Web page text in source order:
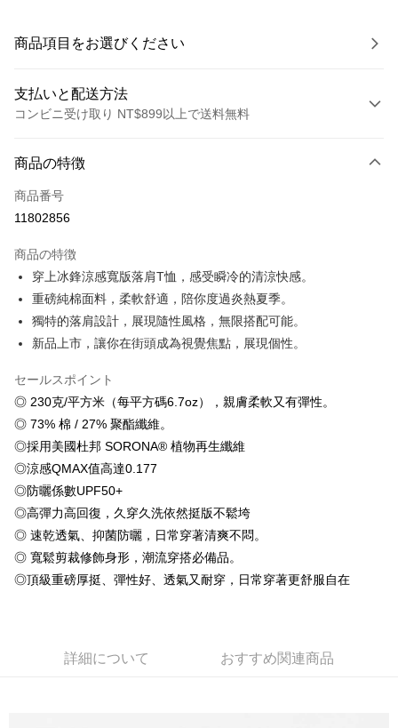
商品項目をお選びください
支払いと配送方法
コンビニ受け取り NT$899以上で送料無料
クレジットカード1回払い
クレジットカード分割払い
合作金庫商業銀行
華南商業銀行
彰化商業銀行
上海商業儲蓄銀行
台北富邦商業銀行
国泰世華商業銀行
兆豐國際商業銀行
台湾中小企業銀行
台中商業銀行
聯邦商業銀行
玉山商業銀行
星展(台湾)商業銀行
台新國際商業銀行
台湾楽天クレジットカード会社
6回払い、金利0、毎回
華南商業銀行
彰化商業銀行
上海商業儲蓄銀行
台北富邦商業銀行
国泰世華商業銀行
兆豐國際商業銀行
HSBC(台湾)商業銀行
聯邦商業銀行
遠東国際商業銀行
元大商業銀行
台新國際商業銀行
中国信託商業銀行
台湾楽天クレジットカード会社
12回払い、金利0、毎回 NT$44 21行の銀行
合作金庫商業銀行
第一商業銀行
上海商業儲蓄銀行
台北富邦商業銀行
台湾中小企業銀行
HSBC(台湾)商業銀行
華泰商業銀行
聯邦商業銀行
元大商業銀行
永豐商業銀行
玉山商業銀行
台湾楽天クレジットカード会社
コンビニ店頭代金引換
LINE Pay
Apple Pay
JKOPAY
Easy Wallet
Google Pay
Plus Pay
OP Pay Later
説明
【OP Pay Later 使用説明】
的に OP Pay Later の取引プロセスに移行し、携帯番号を確認後、分割払
1.お支払い方法でAFTEE代金後払いを選択すると、携帯電話認証ウィンド
ATM払い
商品の特徴
商品番号
11802856
商品の特徴
穿上冰鋒涼感寬版落肩T恤，感受瞬冷的清涼快感。
重磅純棉面料，柔軟舒適，陪你度過炎熱夏季。
獨特的落肩設計，展現隨性風格，無限搭配可能。
新品上市，讓你在街頭成為視覺焦點，展現個性。
セールスポイント
◎ 230克/平方米（每平方碼6.7oz），親膚柔軟又有彈性。
◎ 73% 棉 / 27% 聚酯纖維。
◎採用美國杜邦 SORONA® 植物再生纖維
◎涼感QMAX值高達0.177
◎防曬係數UPF50+
◎高彈力高回復，久穿久洗依然挺版不鬆垮
◎ 速乾透氣、抑菌防曬，日常穿著清爽不悶。
◎ 寬鬆剪裁修飾身形，潮流穿搭必備品。
◎頂級重磅厚挺、彈性好、透氣又耐穿，日常穿著更舒服自在
詳細について おすすめ関連商品